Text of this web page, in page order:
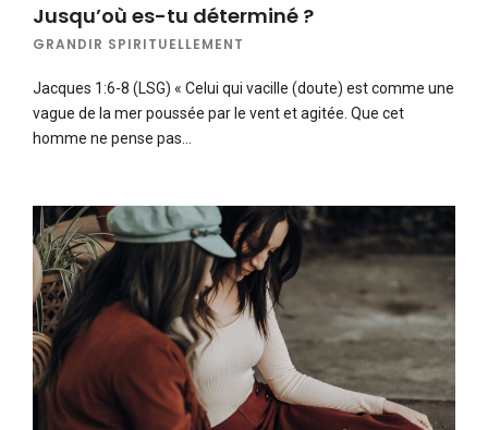
Jusqu’où es-tu déterminé ?
GRANDIR SPIRITUELLEMENT
Jacques 1:6-8 (LSG) « Celui qui vacille (doute) est comme une
vague de la mer poussée par le vent et agitée. Que cet
homme ne pense pas…